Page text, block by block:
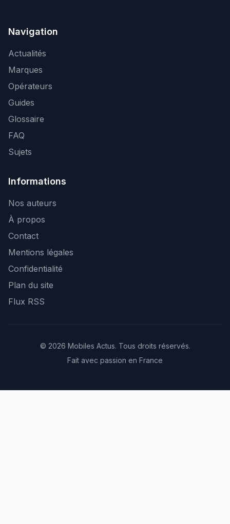
Navigation
Actualités
Marques
Opérateurs
Guides
Glossaire
FAQ
Sujets
Informations
Nos auteurs
À propos
Contact
Mentions légales
Confidentialité
Plan du site
Flux RSS
© 2026 Mobiles Actus. Tous droits réservés.
Fait avec passion en France